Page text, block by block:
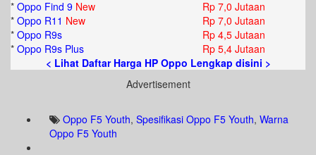
* Oppo Find 9 New
Rp 7,0 Jutaan
* Oppo R11 New
Rp 7,0 Jutaan
* Oppo R9s
Rp 4,5 Jutaan
* Oppo R9s Plus
Rp 5,4 Jutaan
< Lihat Daftar Harga HP Oppo Lengkap disini >
Advertisement
Oppo F5 Youth, Spesifikasi Oppo F5 Youth, Warna
Oppo F5 Youth